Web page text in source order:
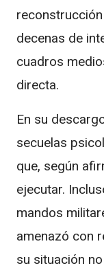
decenas de
cuadros
directa.
En su
secuelas
que, según
ejecutar.
mandos
amenazó con
su situación